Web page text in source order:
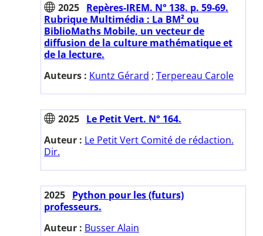
2025 Repères-IREM. N° 138. p. 59-69.
Rubrique Multimédia : La BM² ou
BiblioMaths Mobile, un vecteur de
diffusion de la culture mathématique et
de la lecture.
Auteurs : Kuntz Gérard ; Terpereau Carole
2025 Le Petit Vert. N° 164.
Auteur : Le Petit Vert Comité de rédaction.
Dir.
2025 Python pour les (futurs)
professeurs.
Auteur : Busser Alain